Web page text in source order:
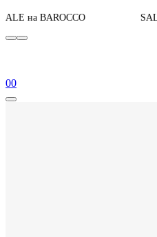
SALE на BAROCCO
00